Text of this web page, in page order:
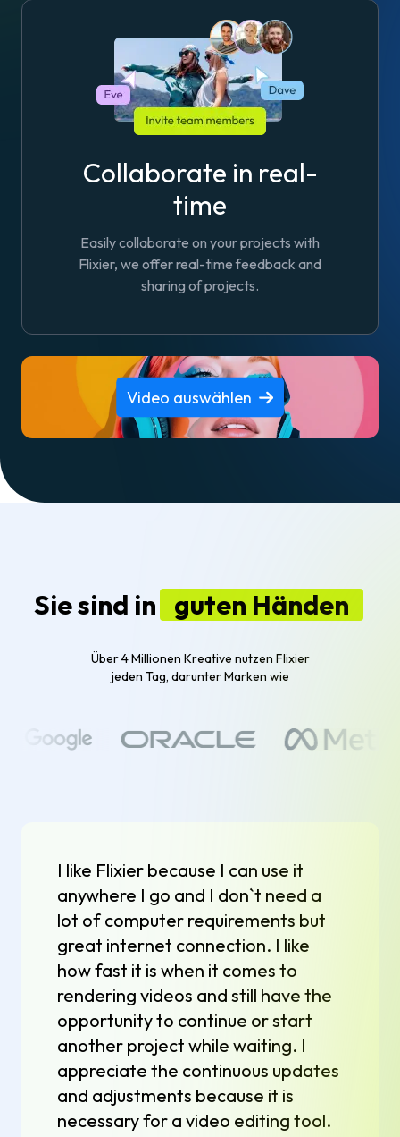
Collaborate in real-
time
Easily collaborate on your projects with
Flixier, we offer real-time feedback and
sharing of projects.
Video auswählen
Sie sind in guten Händen
Über 4 Millionen Kreative nutzen Flixier
jeden Tag, darunter Marken wie
I like Flixier because I can use it
anywhere I go and I don`t need a
lot of computer requirements but
great internet connection. I like
how fast it is when it comes to
rendering videos and still have the
opportunity to continue or start
another project while waiting. I
appreciate the continuous updates
and adjustments because it is
necessary for a video editing tool.